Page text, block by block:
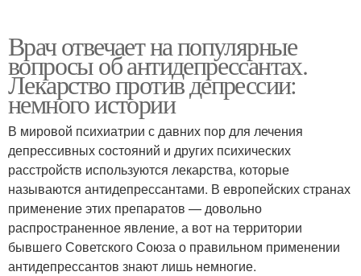
Врач отвечает на популярные
вопросы об антидепрессантах.
Лекарство против депрессии:
немного истории
В мировой психиатрии с давних пор для лечения
депрессивных состояний и других психических
расстройств используются лекарства, которые
называются антидепрессантами. В европейских странах
применение этих препаратов — довольно
распространенное явление, а вот на территории
бывшего Советского Союза о правильном применении
антидепрессантов знают лишь немногие.